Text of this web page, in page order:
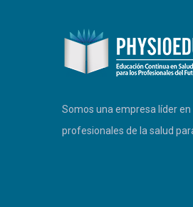
Somos una empresa líder
profesionales de la salud
PHYSIOEDU
Respondemos a la brevedad